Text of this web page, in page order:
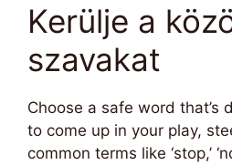
Kerülje a
szavakat
Choose a safe word that’s
to come up in your play,
common terms like ‘stop,’